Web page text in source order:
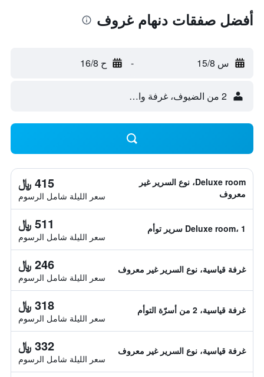
أفضل صفقات دنهام غروف
س 15/8 - ح 16/8
2 من الضيوف، غرفة واحدة
Deluxe room، نوع السرير غير
معروف
415 ﷼
سعر الليلة شامل الرسوم
Deluxe room، 1 سرير توأم 511 ﷼
سعر الليلة شامل الرسوم
غرفة قياسية، نوع السرير غير معروف 246 ﷼
سعر الليلة شامل الرسوم
غرفة قياسية، 2 من أسرّة التوأم 318 ﷼
سعر الليلة شامل الرسوم
غرفة قياسية، نوع السرير غير معروف 332 ﷼
سعر الليلة شامل الرسوم